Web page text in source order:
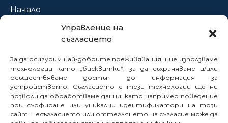
Управление на
съгласието
За да осигурим най-добрите преживявания, ние използваме
технологии като „бисквитки“, за да съхраняваме и/или
осъществяваме достъп до информация за
устройството. Съгласието с тези технологии ще ни
позволи да обработваме данни, като например поведение
при сърфиране или уникални идентификатори на този
сайт. Несъгласието или оттеглянето на съгласие може да
Начало
Новини
Нормативна база
Електронни услуги
Профил на купувача
Кариери